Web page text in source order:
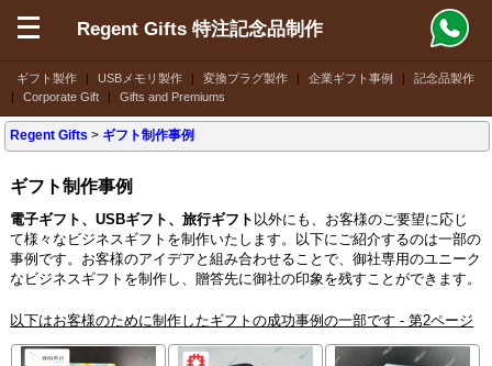
ギフト製作 | USBメモリ製作 | 変換プラグ製作 | 企業ギフト事例 |
記念品製作
|
Corporate Gift | Gifts and Premiums
Regent Gifts 特注記念品制作
Regent Gifts > ギフト制作事例
ギフト制作事例
電子ギフト、USBギフト、旅行ギフト 以外にも、お客様のご要望に応じ
て様々なビジネスギフトを制作いたします。以下にご紹介するのは一部の
事例です。お客様のアイデアと組み合わせることで、御社専用のユニーク
なビジネスギフトを制作し、贈答先に御社の印象を残すことができます。
以下はお客様のために制作したギフトの成功事例の一部です - 第2ページ